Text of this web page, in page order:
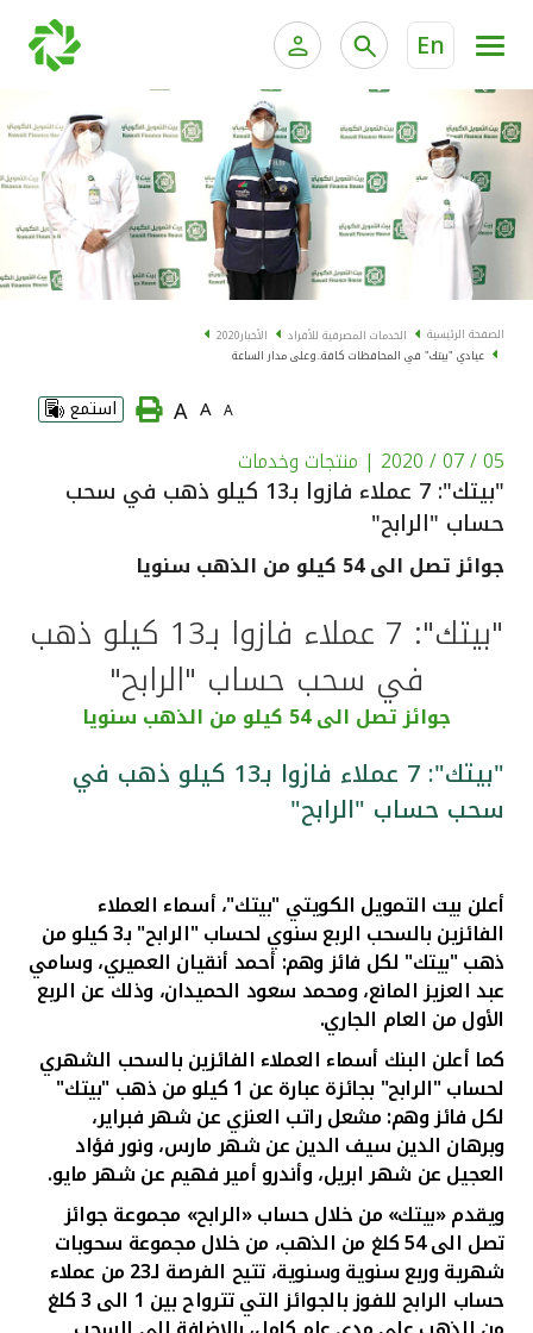
En
الخدمات المصرفية الإلكترونية للأفراد
الخدمات المصرفية الإلكترونية للشركات
خدمة "بيتك" للتداول الإلكتروني
الخدمات المصرفية للأفراد الخدمات المالية الخاصة
الحسابات المصرفية
"برامج العملاء"
الاستثمار
القنوات المصرفية
أدوات وخدمات
خدمات ما بعد البيع
اتصل بنا
ألمانيا
ماليزيا
تركيا
مصر
المملكة المتحدة
مملكة البحرين
الصفحة الرئيسية الخدمات المصرفية للأفراد الأخبار2020
عيادي "بيتك" في المحافظات كافة..وعلى مدار الساعة
A
A
A استمع
05 / 07 / 2020 | منتجات وخدمات
"بيتك": 7 عملاء فازوا بـ13 كيلو ذهب في سحب
حساب "الرابح"
جوائز تصل الى 54 كيلو من الذهب سنويا
"بيتك": 7 عملاء فازوا بـ13 كيلو ذهب
في سحب حساب "الرابح"
جوائز تصل الى 54 كيلو من الذهب سنويا
"بيتك": 7 عملاء فازوا بـ13 كيلو ذهب في
سحب حساب "الرابح"
أعلن بيت التمويل الكويتي "بيتك"، أسماء العملاء
الفائزين بالسحب الربع سنوي لحساب "الرابح" بـ3 كيلو من
ذهب "بيتك" لكل فائز وهم: أحمد أنقيان العميري، وسامي
عبد العزيز المانع، ومحمد سعود الحميدان، وذلك عن الربع
الأول من العام الجاري.
كما أعلن البنك أسماء العملاء الفائزين بالسحب الشهري
لحساب "الرابح" بجائزة عبارة عن 1 كيلو من ذهب "بيتك"
لكل فائز وهم: مشعل راتب العنزي عن شهر فبراير،
وبرهان الدين سيف الدين عن شهر مارس، ونور فؤاد
العجيل عن شهر ابريل، وأندرو أمير فهيم عن شهر مايو.
ويقدم «بيتك» من خلال حساب «الرابح» مجموعة جوائز
تصل الى 54 كلغ من الذهب، من خلال مجموعة سحوبات
شهرية وربع سنوية وسنوية، تتيح الفرصة لـ23 من عملاء
حساب الرابح للفوز بالجوائز التي تترواح بين 1 الى 3 كلغ